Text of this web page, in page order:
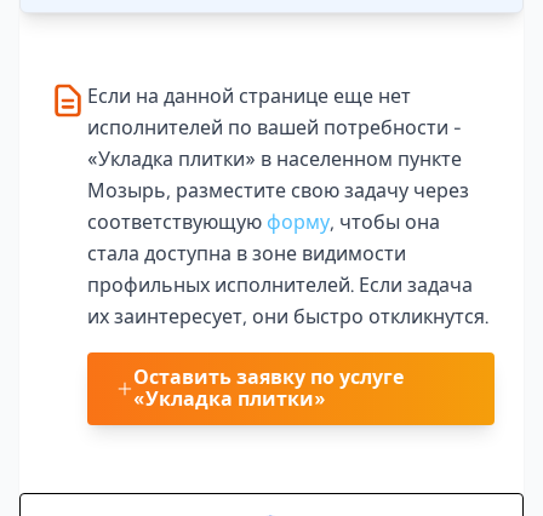
Если на данной странице еще нет
исполнителей по вашей потребности -
«Укладка плитки» в населенном пункте
Мозырь, разместите свою задачу через
соответствующую форму, чтобы она
стала доступна в зоне видимости
профильных исполнителей. Если задача
их заинтересует, они быстро откликнутся.
Оставить заявку по услуге
«Укладка плитки»